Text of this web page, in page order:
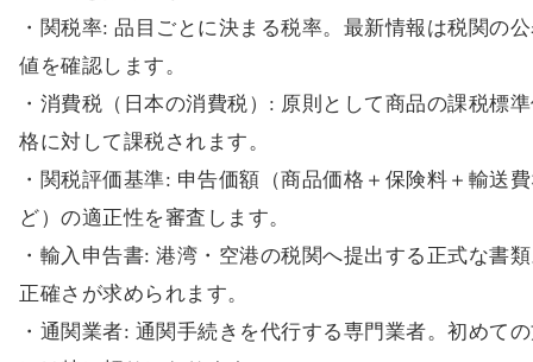
・関税率: 品目ごとに決まる税率。最新情報は税関の
値を確認します。
・消費税（日本の消費税）: 原則として商品の課税標
格に対して課税されます。
・関税評価基準: 申告価額（商品価格＋保険料＋輸送
ど）の適正性を審査します。
・輸入申告書: 港湾・空港の税関へ提出する正式な書
正確さが求められます。
・通関業者: 通関手続きを代行する専門業者。初めて